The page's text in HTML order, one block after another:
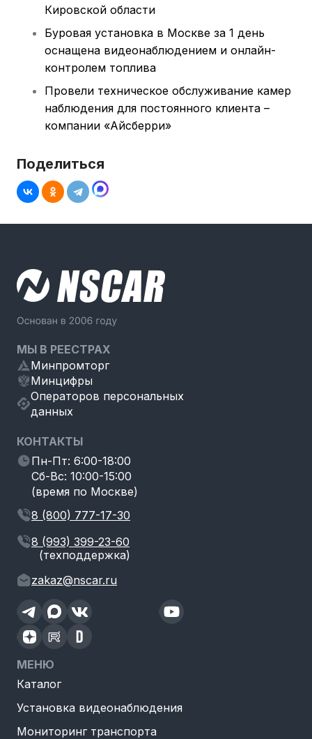
Кировской области
Буровая установка в Москве за 1 день
оснащена видеонаблюдением и онлайн-
контролем топлива
Провели техническое обслуживание камер
наблюдения для постоянного клиента –
компании «Айсберри»
Поделиться
МЫ В РЕЕСТРАХ
Минпромторг
Минцифры
Операторов персональных
данных
КОНТАКТЫ
Пн-Пт: 6:00-18:00
Сб-Вс: 10:00-15:00
(время по Москве)
8 (800) 777-17-30
8 (993) 399-23-60
(техподдержка)
zakaz@nscar.ru
МЕНЮ
Каталог
Установка видеонаблюдения
Мониторинг транспорта